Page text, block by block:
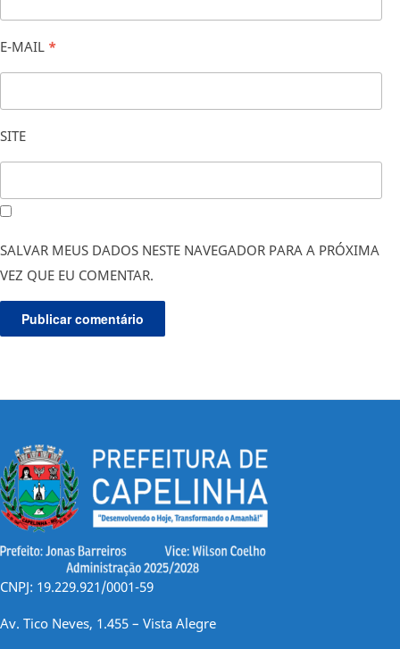
E-MAIL *
SITE
SALVAR MEUS DADOS NESTE NAVEGADOR PARA A PRÓXIMA
VEZ QUE EU COMENTAR.
CNPJ: 19.229.921/0001-59
Av. Tico Neves, 1.455 – Vista Alegre